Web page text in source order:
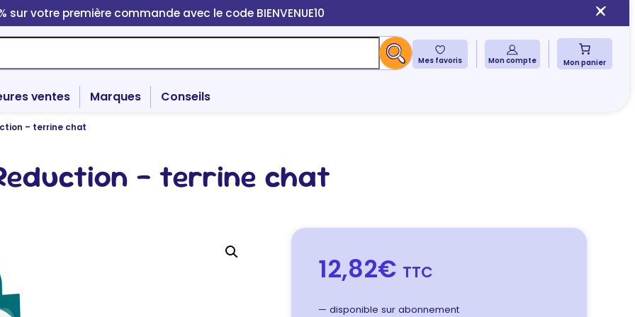
sur votre première commande avec le code BIENVENUE10
Mes favoris Mon compte Mon panier
ventes Marques Conseils
– terrine chat
– terrine chat
12,82€ TTC
— disponible sur abonnement